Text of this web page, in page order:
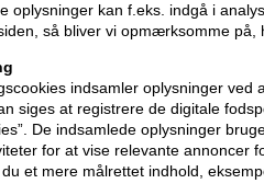
oplysninger kan f.eks. indgå i
så bliver vi opmærksomme
indsamler oplysninger ved
siges at registrere de digitale
De indsamlede oplysninger
for at vise relevante annoncer
et mere målrettet indhold,